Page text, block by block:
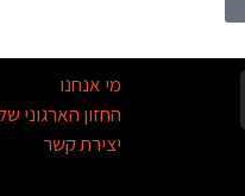
מי אנחנו
החזון הארגוני
יצירת קשר